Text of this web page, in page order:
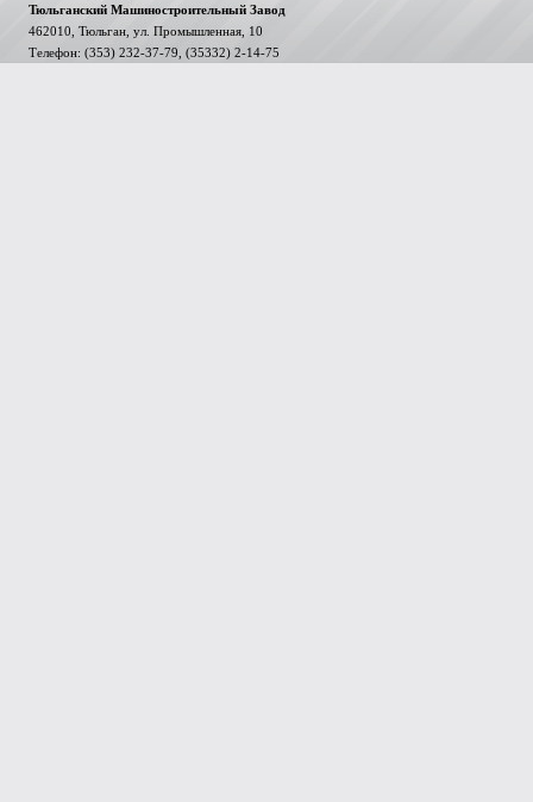
Тюльганский Машиностроительный Завод
462010, Тюльган, ул. Промышленная, 10
Телефон: (353) 232-37-79, (35332) 2-14-75